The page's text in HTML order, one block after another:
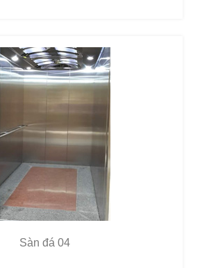
Sàn đá 04